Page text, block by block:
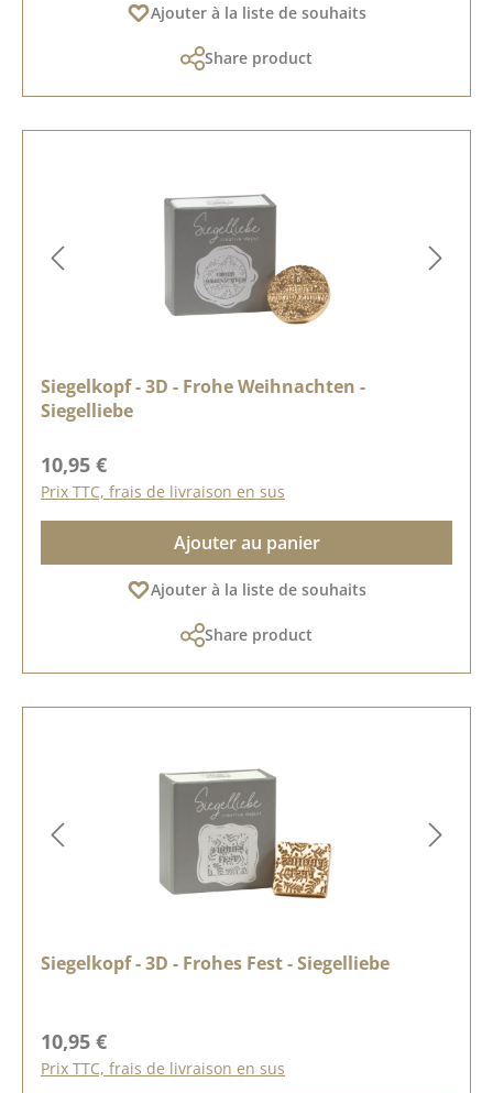
Ajouter à la liste de souhaits
Share product
Siegelkopf - 3D - Frohe Weihnachten -
Siegelliebe
Prix régulier :
10,95 €
Prix TTC, frais de livraison en sus
Ajouter au panier
Ajouter à la liste de souhaits
Share product
Siegelkopf - 3D - Frohes Fest - Siegelliebe
Prix régulier :
10,95 €
Prix TTC, frais de livraison en sus